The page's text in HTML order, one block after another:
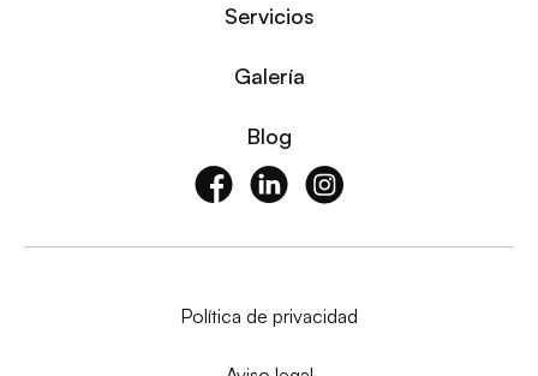
Servicios
Galería
Blog
Política de privacidad